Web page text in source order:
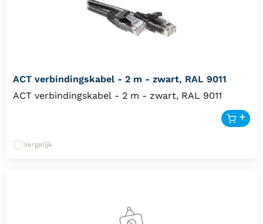
ACT verbindingskabel - 2 m - zwart, RAL 9011
ACT verbindingskabel - 2 m - zwart, RAL 9011
Vergelijk